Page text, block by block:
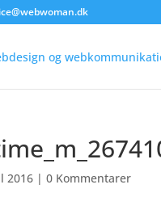
2016 | 0 Kommentarer